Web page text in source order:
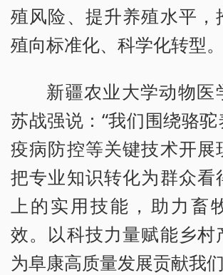
殖风险、提升养殖水平，
殖向标准化、科学化转型。
新疆农业大学动物医
苏战强说：“我们围绕骆驼
疫病防控等关键技术开展
把专业知识转化为群众看
上的实用技能，助力畜
效。以科技力量赋能乡村
为阜康高质量发展贡献我